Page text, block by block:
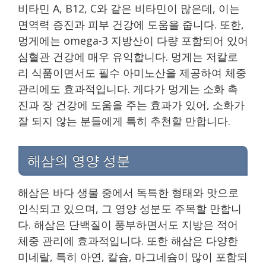
비타민 A, B12, C와 같은 비타민이 많은데, 이는
면역력 증진과 피부 건강에 도움을 줍니다. 또한,
멍게에는 omega-3 지방산이 다량 포함되어 있어
심혈관 건강에 매우 유익합니다. 멍게는 저칼로
리 식품이면서도 필수 아미노산을 제공하여 체중
관리에도 효과적입니다. 게다가 멍게는 소화 촉
진과 장 건강에 도움을 주는 효과가 있어, 소화가
잘 되지 않는 분들에게 특히 추천할 만합니다.
해삼의 영양 성분
해삼은 바다 생물 중에서 독특한 형태와 맛으로
인식되고 있으며, 그 영양 성분도 주목할 만합니
다. 해삼은 단백질이 풍부하면서도 지방은 적어
체중 관리에 효과적입니다. 또한 해삼은 다양한
미네랄, 특히 아연, 칼슘, 마그네슘이 많이 포함되